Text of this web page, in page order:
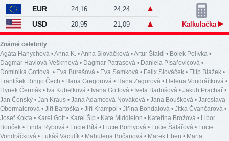
EUR 24,16 24,24
USD 20,95 21,09 Kalkulačka
Známé celebrity
Agáta Hanychová •Anna K. •Anna Slováčková •Artur Štaidl • Bolek Polívka •
Dagmar Havlová-Veškrnová • Dagmar Patrasová • Daniela Písařovicová •
Dominika Gottová • Eva Burešová • Eva Samková • Felix Slováček • Filip Blažek •
František Ringo Čech • Hana Gregorová • Hana Zagorová • Helena Vondráčková •
Hynek Čermák • Iva Kubelková • Ivana Gottová • Iveta Bartošová • Jakub Prachař •
Jan Čenský • Jan Kraus • Jana Adamcová Nováková • Jana Boušková • Jaroslava
Obermaierová • Jiří Bartoška • Jiří Krampol • Jiřina Bohdalová • Jitka Čvančarová •
Josef Kokta • Karel Gott • Karel Šíp • Kate Middleton • Kateřina Brožová • Libor
Bouček • Linda Rybová • Lucie Bílá • Lucie Borhyová • Lucie Šafářová • Lucie
Vondráčková • Lukáš Vaculík • Mahulena Bočanová • Marek Eben • Marta